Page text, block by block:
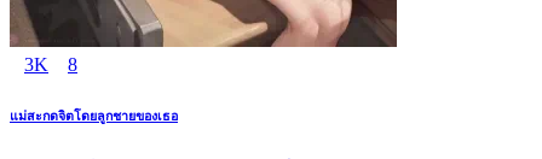
3K 8
แม่สะกดจิตโดยลูกชายของเธอ